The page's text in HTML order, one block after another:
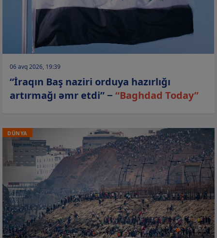
06 avq 2026, 19:39
“İraqın Baş naziri orduya hazırlığı
artırmağı əmr etdi” − “Baghdad Today”
DÜNYA